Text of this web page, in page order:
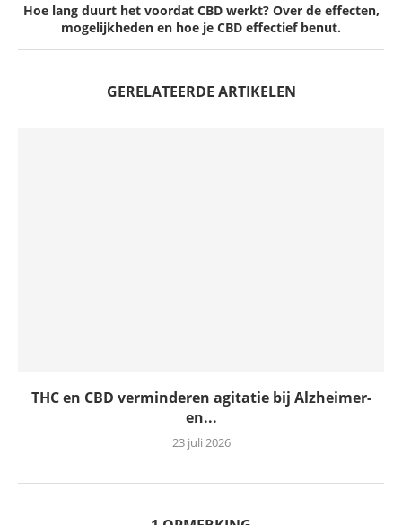
Hoe lang duurt het voordat CBD werkt? Over de effecten,
mogelijkheden en hoe je CBD effectief benut.
GERELATEERDE ARTIKELEN
THC en CBD verminderen agitatie bij Alzheimer-
en...
23 juli 2026